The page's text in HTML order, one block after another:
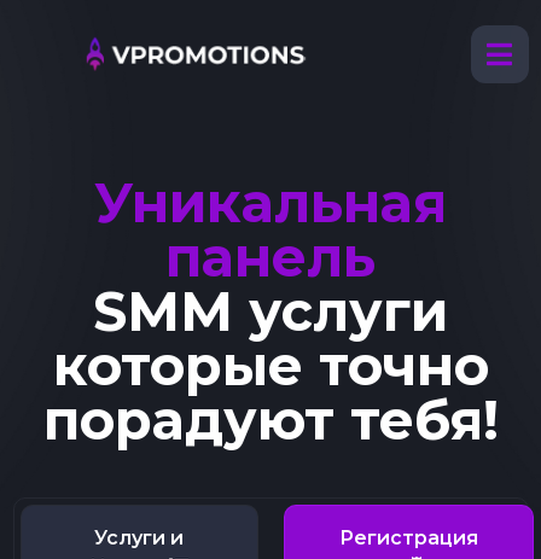
Уникальная
панель
SMM услуги
которые точно
порадуют тебя!
Услуги и
Регистрация